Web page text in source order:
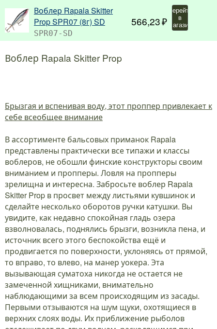
Воблер Rapala Skitter
Prop SPR07 (8г) SD
SPR07-SD
566,23
Перейти
в
магазин
Воблер Rapala Skitter Prop
Брызгая и вспенивая воду, этот проппер привлекает к
себе всеобщее внимание
В ассортименте бальсовых приманок Rapala
представлены практически все типажи и классы
воблеров, не обошли финские конструкторы своим
вниманием и пропперы. Ловля на пропперы
зрелищна и интересна. Забросьте воблер Rapala
Skitter Prop в просвет между листьями кувшинок и
сделайте несколько оборотов ручки катушки. Вы
увидите, как недавно спокойная гладь озера
взволновалась, поднялись брызги, возникла пена, и
источник всего этого беспокойства ещё и
продвигается по поверхности, уклоняясь от прямой,
то вправо, то влево, на манер уокера. Эта
вызывающая суматоха никогда не остается не
замеченной хищниками, внимательно
наблюдающими за всем происходящим из засады.
Первыми отзываются на шум щуки, охотящиеся в
верхних слоях воды. Их приближение рыболов